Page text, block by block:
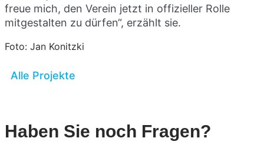
freue mich, den Verein jetzt in offizieller Rolle
mitgestalten zu dürfen“, erzählt sie.
Foto: Jan Konitzki
Alle Projekte
Haben Sie noch Fragen?